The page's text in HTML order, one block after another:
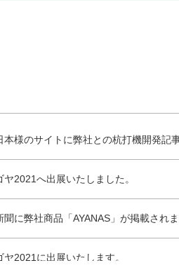
本様のサイトに弊社との杭打機開発記
ヤ2021へ出展いたしました。
に弊社商品「AYANAS」が掲載されま
ヤ2021に出展いたします。